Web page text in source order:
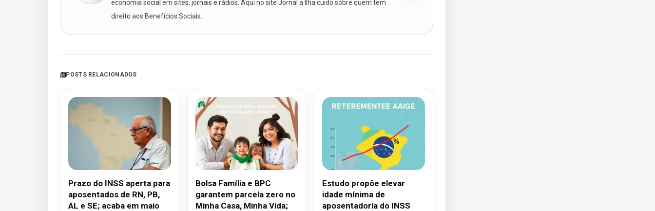
economia social em sites, jornais e rádios. Aqui no site Jornal a Ilha cuido sobre quem tem
direito aos Benefícios Sociais.
POSTS RELACIONADOS
Prazo do INSS aperta para
aposentados de RN, PB,
AL e SE; acaba em maio
Bolsa Família e BPC
garantem parcela zero no
Minha Casa, Minha Vida;
Estudo propõe elevar
idade mínima de
aposentadoria do INSS